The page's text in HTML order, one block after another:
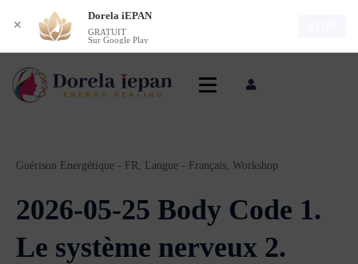
Guérison Energétique - FR, Langue - Français, Workshop
2026-05-25 Body Code 1.
Le système nerveux 2.
✕
Dorela iEPAN
GRATUIT
Sur Google Play